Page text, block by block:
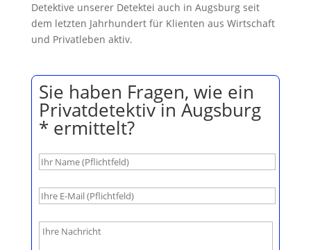
Detektive unserer Detektei auch in Augsburg seit
dem letzten Jahrhundert für Klienten aus Wirtschaft
und Privatleben aktiv.
Sie haben Fragen, wie ein
Privatdetektiv in Augsburg
* ermittelt?